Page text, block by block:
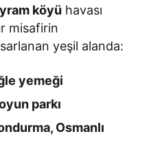
köyü havası
misafirin
yeşil alanda:
yemeği
parkı
Osmanlı